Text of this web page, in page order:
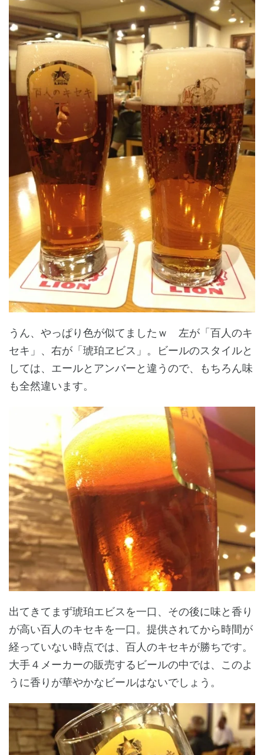
うん、やっぱり色が似てましたｗ 左が「百人のキ
セキ」、右が「琥珀ヱビス」。ビールのスタイルと
しては、エールとアンバーと違うので、もちろん味
も全然違います。
出てきてまず琥珀エビスを一口、その後に味と香り
が高い百人のキセキを一口。提供されてから時間が
経っていない時点では、百人のキセキが勝ちです。
大手４メーカーの販売するビールの中では、このよ
うに香りが華やかなビールはないでしょう。